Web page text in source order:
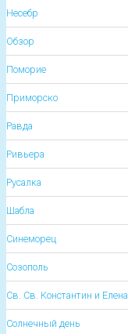
Несебр
Обзор
Поморие
Приморско
Равда
Ривьера
Русалка
Шабла
Синеморец
Созополь
Св. Св. Константин и Елена
Солнечный день